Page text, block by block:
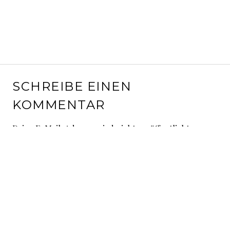
SCHREIBE EINEN
KOMMENTAR
Deine E-Mail-Adresse wird nicht veröffentlicht.